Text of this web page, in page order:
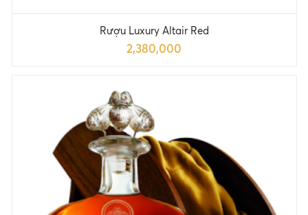
Rượu Luxury Altair Red
2,380,000